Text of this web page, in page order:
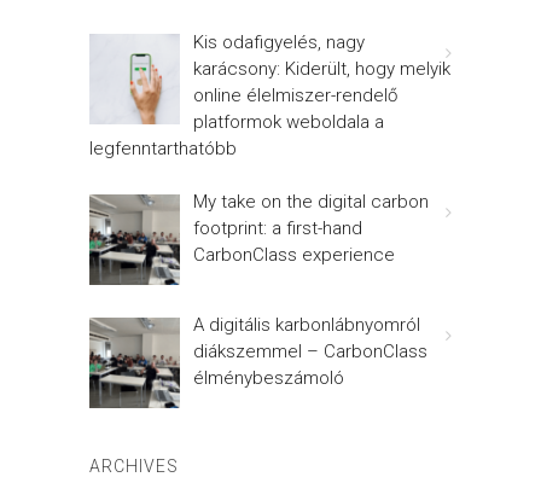
Kis odafigyelés, nagy
karácsony: Kiderült, hogy melyik
online élelmiszer-rendelő
platformok weboldala a
legfenntarthatóbb
My take on the digital carbon
footprint: a first-hand
CarbonClass experience
A digitális karbonlábnyomról
diákszemmel – CarbonClass
élménybeszámoló
ARCHIVES